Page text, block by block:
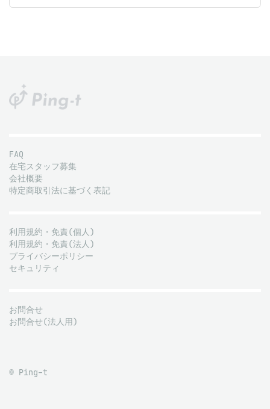
FAQ
在宅スタッフ募集
会社概要
特定商取引法に基づく表記
利用規約・免責(個人)
利用規約・免責(法人)
プライバシーポリシー
セキュリティ
お問合せ
お問合せ(法人用)
© Ping-t